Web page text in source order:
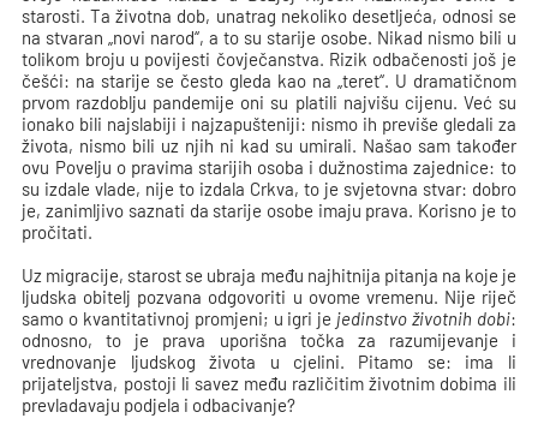
starosti. Ta životna dob, unatrag nekoliko desetljeća, odnosi se
na stvaran „novi narod“, a to su starije osobe. Nikad nismo bili u
tolikom broju u povijesti čovječanstva. Rizik odbačenosti još je
češći: na starije se često gleda kao na „teret“. U dramatičnom
prvom razdoblju pandemije oni su platili najvišu cijenu. Već su
ionako bili najslabiji i najzapušteniji: nismo ih previše gledali za
života, nismo bili uz njih ni kad su umirali. Našao sam također
ovu Povelju o pravima starijih osoba i dužnostima zajednice: to
su izdale vlade, nije to izdala Crkva, to je svjetovna stvar: dobro
je, zanimljivo saznati da starije osobe imaju prava. Korisno je to
pročitati.
Uz migracije, starost se ubraja među najhitnija pitanja na koje je
ljudska obitelj pozvana odgovoriti u ovome vremenu. Nije riječ
samo o kvantitativnoj promjeni; u igri je jedinstvo životnih dobi:
odnosno, to je prava uporišna točka za razumijevanje i
vrednovanje ljudskog života u cjelini. Pitamo se: ima li
prijateljstva, postoji li savez među različitim životnim dobima ili
prevladavaju podjela i odbacivanje?